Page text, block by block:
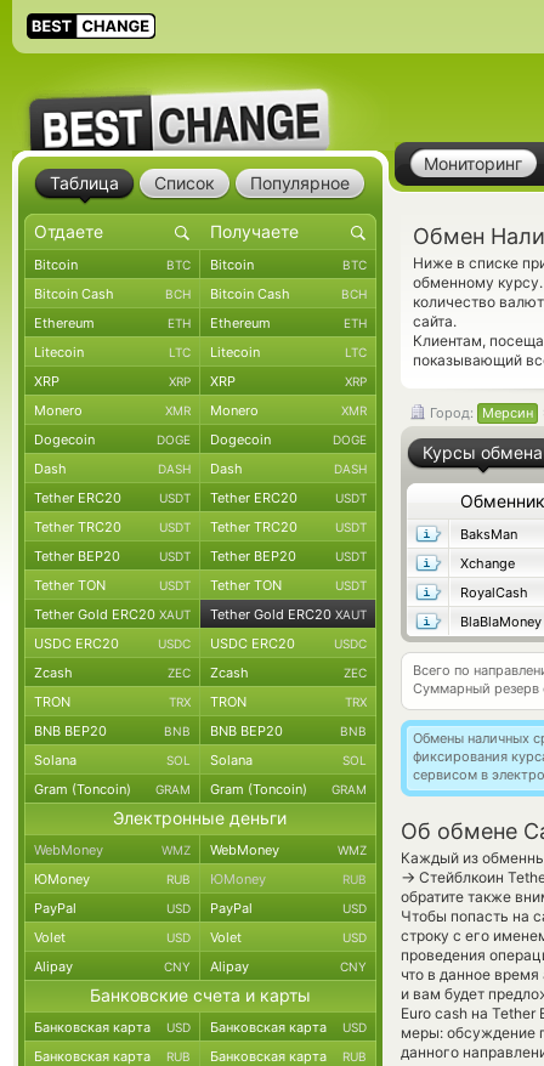
Мониторинг
Обмен
Ниже в списке
обменному
количество
сайта.
Клиентам,
показывающий
Город: Мерсин
Курсы обмена
Обменник
BaksMan
Xchange
RoyalCash
BlaBlaMoney
Всего по
Суммарный резерв
Обмены наличных
фиксирования
сервисом в
Об обмене
Каждый из
→ Стейблкоин
обратите также
Чтобы попасть на
строку с его
проведения
что в данное
и вам будет
Euro cash на
меры: обсуждение
данного
Таблица Список Популярное
Bitcoin BTC Bitcoin BTC
Bitcoin Cash BCH Bitcoin Cash BCH
Ethereum ETH Ethereum ETH
Litecoin LTC Litecoin LTC
XRP XRP XRP XRP
Monero XMR Monero XMR
Dogecoin DOGE Dogecoin DOGE
Dash DASH Dash DASH
Tether ERC20 USDT Tether ERC20 USDT
Tether TRC20 USDT Tether TRC20 USDT
Tether BEP20 USDT Tether BEP20 USDT
Tether TON USDT Tether TON USDT
Tether Gold ERC20 XAUT Tether Gold ERC20 XAUT
USDC ERC20 USDC USDC ERC20 USDC
Zcash ZEC Zcash ZEC
TRON TRX TRON TRX
BNB BEP20 BNB BNB BEP20 BNB
Solana SOL Solana SOL
Gram (Toncoin) GRAM Gram (Toncoin) GRAM
Электронные деньги
WebMoney WMZ WebMoney WMZ
ЮMoney RUB ЮMoney RUB
PayPal USD PayPal USD
Volet USD Volet USD
Alipay CNY Alipay CNY
Банковские счета и карты
Банковская карта USD Банковская карта USD
Банковская карта RUB Банковская карта RUB